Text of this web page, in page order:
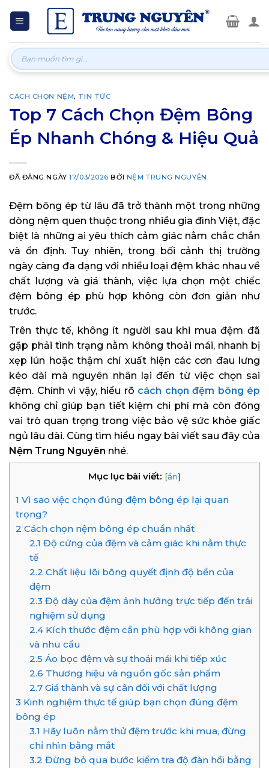
Tìm
kiếm:
CÁCH CHỌN NỆM, TIN TỨC
Top 7 Cách Chọn Đệm Bông
Ép Nhanh Chóng & Hiệu Quả
ĐÃ ĐĂNG NGÀY17/03/2026 BỞI NỆM TRUNG NGUYÊN
Đệm bông ép từ lâu đã trở thành một trong những
dòng nệm quen thuộc trong nhiều gia đình Việt, đặc
biệt là những ai yêu thích cảm giác nằm chắc chắn
và ổn định. Tuy nhiên, trong bối cảnh thị trường
ngày càng đa dạng với nhiều loại đệm khác nhau về
chất lượng và giá thành, việc lựa chọn một chiếc
đệm bông ép phù hợp không còn đơn giản như
trước.
Trên thực tế, không ít người sau khi mua đệm đã
gặp phải tình trạng nằm không thoải mái, nhanh bị
xẹp lún hoặc thậm chí xuất hiện các cơn đau lưng
kéo dài mà nguyên nhân lại đến từ việc chọn sai
đệm. Chính vì vậy, hiểu rõ cách chọn đệm bông ép
không chỉ giúp bạn tiết kiệm chi phí mà còn đóng
vai trò quan trọng trong việc bảo vệ sức khỏe giấc
ngủ lâu dài. Cùng tìm hiểu ngay bài viết sau đây của
Nệm Trung Nguyên nhé.
Mục lục bài viết: [ẩn]
1 Vì sao việc chọn đúng đệm bông ép lại quan
trọng?
2 Cách chọn nệm bông ép chuẩn nhất
2.1 Độ cứng của đệm và cảm giác khi nằm thực
tế
2.2 Chất liệu lõi bông quyết định độ bền của
đệm
2.3 Độ dày của đệm ảnh hưởng trực tiếp đến trải
nghiệm sử dụng
2.4Kích thước đệm cần phù hợp với không gian
và nhu cầu
2.5 Áo bọc đệm và sự thoải mái khi tiếp xúc
2.6 Thương hiệu và nguồn gốc sản phẩm
2.7Giá thành và sự cân đối với chất lượng
3 Kinh nghiệm thực tế giúp bạn chọn đúng đệm
bông ép
3.1 Hãy luôn nằm thử đệm trước khi mua, đừng
chỉ nhìn bằng mắt
3.2 Đừng bỏ qua bước kiểm tra độ đàn hồi bằng